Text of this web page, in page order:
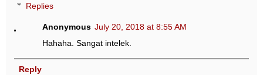
Replies
Anonymous July 20, 2018 at 8:55 AM
Hahaha. Sangat intelek.
Reply